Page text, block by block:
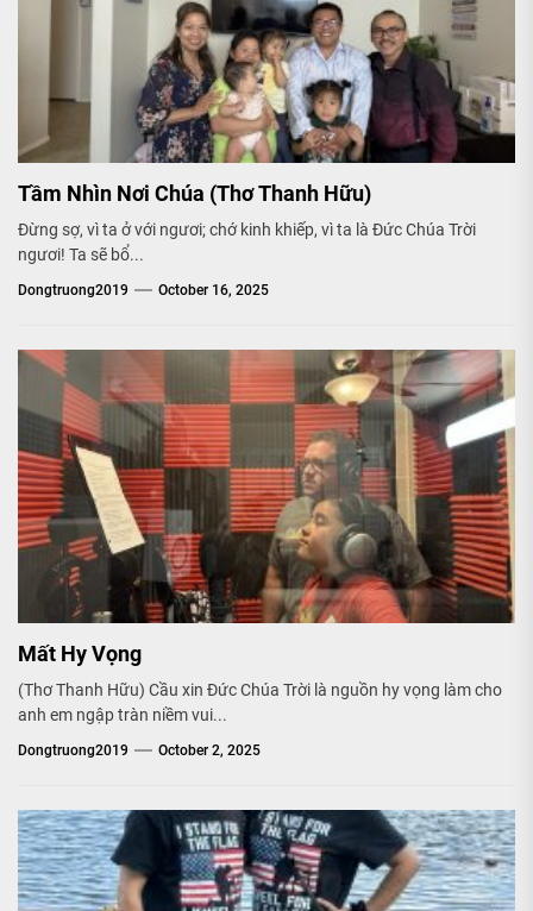
Tầm Nhìn Nơi Chúa (Thơ Thanh Hữu)
Đừng sợ, vì ta ở với ngươi; chớ kinh khiếp, vì ta là Đức Chúa Trời
ngươi! Ta sẽ bổ...
Dongtruong2019 October 16, 2025
Mất Hy Vọng
(Thơ Thanh Hữu) Cầu xin Đức Chúa Trời là nguồn hy vọng làm cho
anh em ngập tràn niềm vui...
Dongtruong2019 October 2, 2025